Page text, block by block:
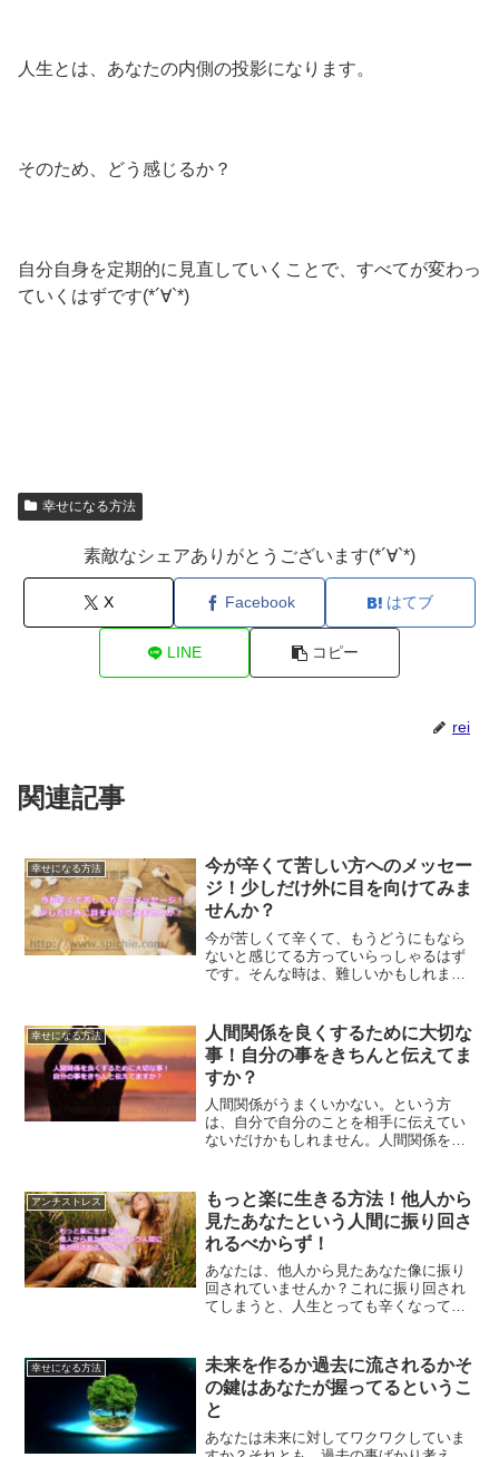
人生とは、あなたの内側の投影になります。
そのため、どう感じるか？
自分自身を定期的に見直していくことで、すべてが変わっ
ていくはずです(*´∀`*)
幸せになる方法
素敵なシェアありがとうございます(*´∀`*)
X Facebook はてブ
LINE コピー
rei
関連記事
幸せになる方法
今が辛くて苦しい方へのメッセー
ジ！少しだけ外に目を向けてみま
せんか？
今が苦しくて辛くて、もうどうにもなら
ないと感じてる方っていらっしゃるはず
です。そんな時は、難しいかもしれませ
る方法をご紹介します。
幸せになる方法
人間関係を良くするために大切な
事！自分の事をきちんと伝えてま
すか？
人間関係がうまくいかない。という方
は、自分で自分のことを相手に伝えてい
ないだけかもしれません。人間関係を良
アンチストレス
もっと楽に生きる方法！他人から
見たあなたという人間に振り回さ
れるべからず！
あなたは、他人から見たあなた像に振り
回されていませんか？これに振り回され
てしまうと、人生とっても辛くなってし
ないことでもっと楽に生きる方法です。
幸せになる方法
未来を作るか過去に流されるかそ
の鍵はあなたが握ってるというこ
と
あなたは未来に対してワクワクしていま